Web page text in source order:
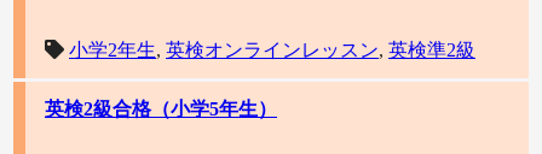
小学2年生, 英検オンラインレッスン, 英検準2級
英検2級合格（小学5年生）